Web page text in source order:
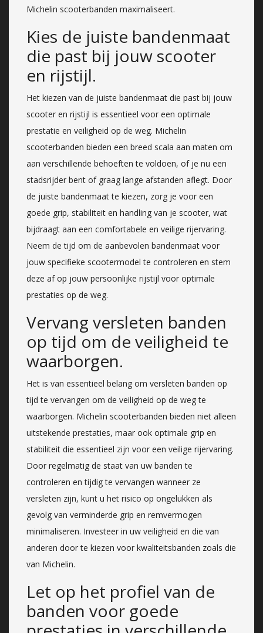
Michelin scooterbanden maximaliseert.
Kies de juiste bandenmaat
die past bij jouw scooter
en rijstijl.
Het kiezen van de juiste bandenmaat die past bij jouw
scooter en rijstijl is essentieel voor een optimale
prestatie en veiligheid op de weg. Michelin
scooterbanden bieden een breed scala aan maten om
aan verschillende behoeften te voldoen, of je nu een
stadsrijder bent of graag lange afstanden aflegt. Door
de juiste bandenmaat te kiezen, zorg je voor een
goede grip, stabiliteit en handling van je scooter, wat
bijdraagt aan een comfortabele en veilige rijervaring.
Neem de tijd om de aanbevolen bandenmaat voor
jouw specifieke scootermodel te controleren en stem
deze af op jouw persoonlijke rijstijl voor optimale
prestaties op de weg.
Vervang versleten banden
op tijd om de veiligheid te
waarborgen.
Het is van essentieel belang om versleten banden op
tijd te vervangen om de veiligheid op de weg te
waarborgen. Michelin scooterbanden bieden niet alleen
uitstekende prestaties, maar ook optimale grip en
stabiliteit die essentieel zijn voor een veilige rijervaring.
Door regelmatig de staat van uw banden te
controleren en tijdig te vervangen wanneer ze
versleten zijn, kunt u het risico op ongelukken als
gevolg van verminderde grip en remvermogen
minimaliseren. Investeer in uw veiligheid en die van
anderen door te kiezen voor kwaliteitsbanden zoals die
van Michelin.
Let op het profiel van de
banden voor goede